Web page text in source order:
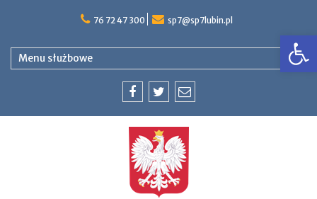
76 72 47 300 sp7@sp7lubin.pl
Menu służbowe